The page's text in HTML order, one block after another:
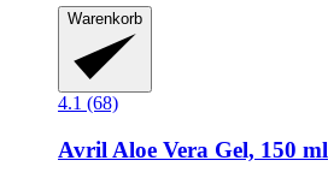
Warenkorb
4.1 (68)
Avril Aloe Vera Gel, 150 ml